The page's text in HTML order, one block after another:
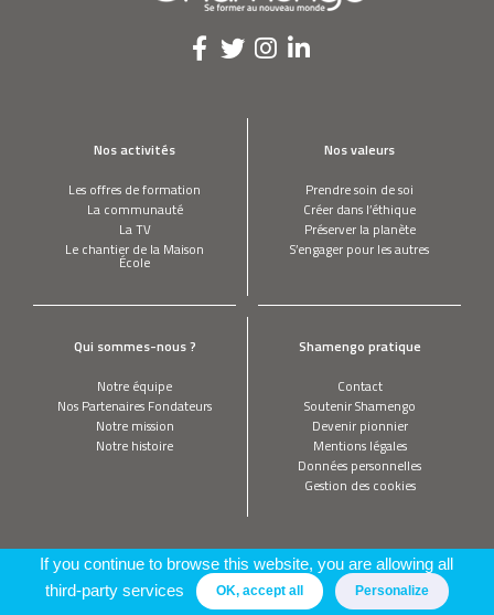
Nos activités
Les offres de formation
La communauté
La TV
Le chantier de la Maison
École
Nos valeurs
Prendre soin de soi
Créer dans l’éthique
Préserver la planète
S’engager pour les autres
Qui sommes-nous ?
Notre équipe
Nos Partenaires Fondateurs
Notre mission
Notre histoire
Shamengo pratique
Contact
Soutenir Shamengo
Devenir pionnier
Mentions légales
Données personnelles
Gestion des cookies
If you continue to browse this website, you are allowing all
third-party services
OK, accept all Personalize